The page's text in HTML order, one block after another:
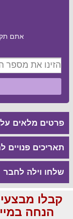
אתם
פרטים מלאים על
תאריכים פנויים
שלחו וילה לחבר
הנחה